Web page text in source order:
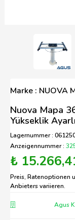
Marke : NUOVA
Nuova Mapa
Yükseklik
Lagernummer :
Anzeigennummer :
₺
Preis, Ratenoptionen
Anbieters variieren.
Agus